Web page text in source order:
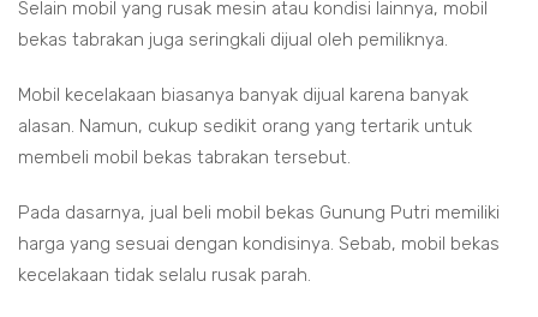
Selain mobil yang rusak mesin atau kondisi lainnya, mobil
bekas tabrakan juga seringkali dijual oleh pemiliknya.
Mobil kecelakaan biasanya banyak dijual karena banyak
alasan. Namun, cukup sedikit orang yang tertarik untuk
membeli mobil bekas tabrakan tersebut.
Pada dasarnya, jual beli mobil bekas Gunung Putri memiliki
harga yang sesuai dengan kondisinya. Sebab, mobil bekas
kecelakaan tidak selalu rusak parah.